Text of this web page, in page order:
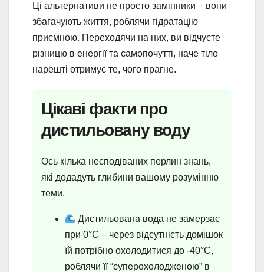
Ці альтернативи не просто замінники – вони
збагачують життя, роблячи гідратацію
приємною. Переходячи на них, ви відчуєте
різницю в енергії та самопочутті, наче тіло
нарешті отримує те, чого прагне.
Цікаві факти про
дистильовану воду
Ось кілька несподіваних перлин знань,
які додадуть глибини вашому розумінню
теми.
Дистильована вода не замерзає
при 0°C – через відсутність домішок
їй потрібно охолодитися до -40°C,
роблячи її “суперохолодженою” в